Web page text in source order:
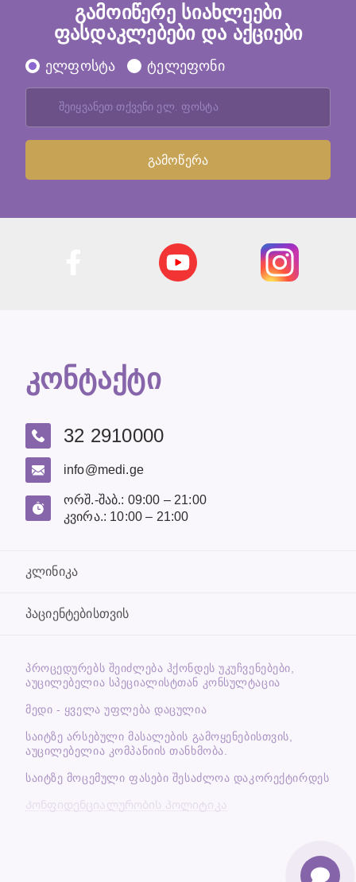
გამოიწერე სიახლეები
ფასდაკლებები და აქციები
ელფოსტა ტელეფონი
კონტაქტი
32 2910000
info@medi.ge
ორშ.-შაბ.: 09:00 – 21:00
კვირა.: 10:00 – 21:00
კლინიკა
პაციენტებისთვის
ᲞᲠᲝᲪᲔᲓᲣᲠᲔᲑᲡ ᲨᲔᲘᲫᲚᲔᲑᲐ ᲰᲥᲝᲜᲓᲔᲡ ᲣᲙᲣᲩᲕᲔᲜᲔᲑᲔᲑᲘ,
ᲐᲣᲪᲘᲚᲔᲑᲔᲚᲘᲐ ᲡᲞᲔᲪᲘᲐᲚᲘᲡᲢᲗᲐᲜ ᲙᲝᲜᲡᲣᲚᲢᲐᲪᲘᲐ
მედი - ყველა უფლება დაცულია
საიტზე არსებული მასალების გამოყენებისთვის,
აუცილებელია კომპანიის თანხმობა.
საიტზე მოცემული ფასები შესაძლოა დაკორექტირდეს
Კონფიდენციალურობის პოლიტიკა